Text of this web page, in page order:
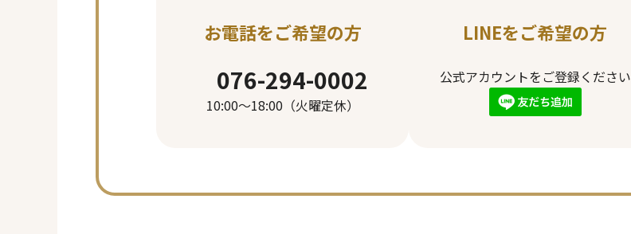
お電話をご希望の方
076-294-0002
10:00〜18:00（火曜定休）
LINEをご希望の方
公式アカウントをご登録ください